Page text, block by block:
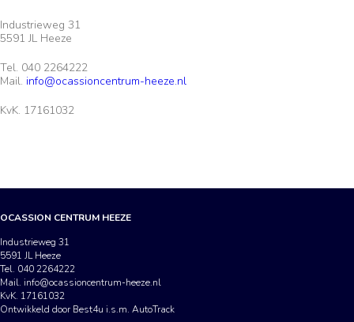
Industrieweg 31
5591 JL Heeze
Tel. 040 2264222
Mail. info@ocassioncentrum-heeze.nl
KvK. 17161032
OCASSION CENTRUM HEEZE
Industrieweg 31
5591 JL Heeze
Tel. 040 2264222
Mail. info@ocassioncentrum-heeze.nl
KvK. 17161032
Ontwikkeld door Best4u i.s.m. AutoTrack